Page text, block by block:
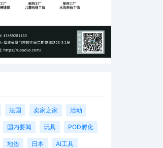
法国 卖家之家 活动
国内要闻 玩具 POD孵化
地垫 日本 AI工具